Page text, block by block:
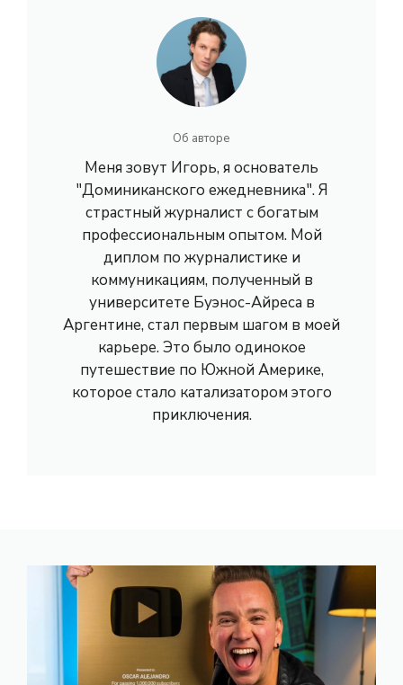
Об авторе
Меня зовут Игорь, я основатель
"Доминиканского ежедневника". Я
страстный журналист с богатым
профессиональным опытом. Мой
диплом по журналистике и
коммуникациям, полученный в
университете Буэнос-Айреса в
Аргентине, стал первым шагом в моей
карьере. Это было одинокое
путешествие по Южной Америке,
которое стало катализатором этого
приключения.